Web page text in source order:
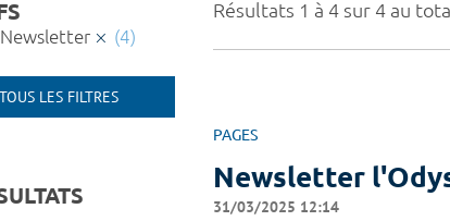
Résultats 1 à 4 sur 4 au
PAGES
Newsletter
31/03/2025 12:14
(4)
LES FILTRES